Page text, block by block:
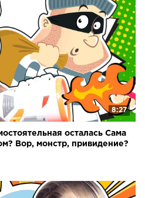
8:27
осталась Сама
Вор, монстр, привидение?